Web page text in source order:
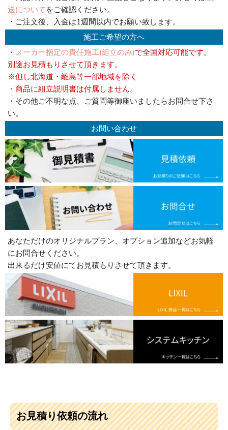
送について をご確認ください。
・ご注文後、入金は1週間以内でお願い致します。
施工ご希望の方へ
・ メーカー指定の責任施工(組立のみ)で全国対応可能です。
別途お見積もりさせて頂きます。
※但し北海道・離島等一部地域を除く
・商品に組立説明書は付属しません。
・その他ご不明な点、ご質問等御座いましたらお問合せ下さ
い。
お問い合わせ
あなただけのオリジナルプラン、オプション追加などお気軽
にお問合せください。
出来るだけ安値にてお見積もりさせて頂きます。
お見積り依頼の流れ